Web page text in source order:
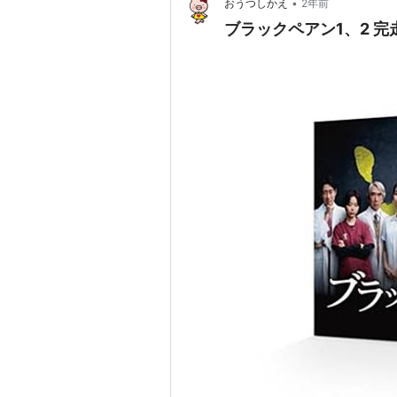
おうつしかえ • 2年前
ブラックペアン1、2 完